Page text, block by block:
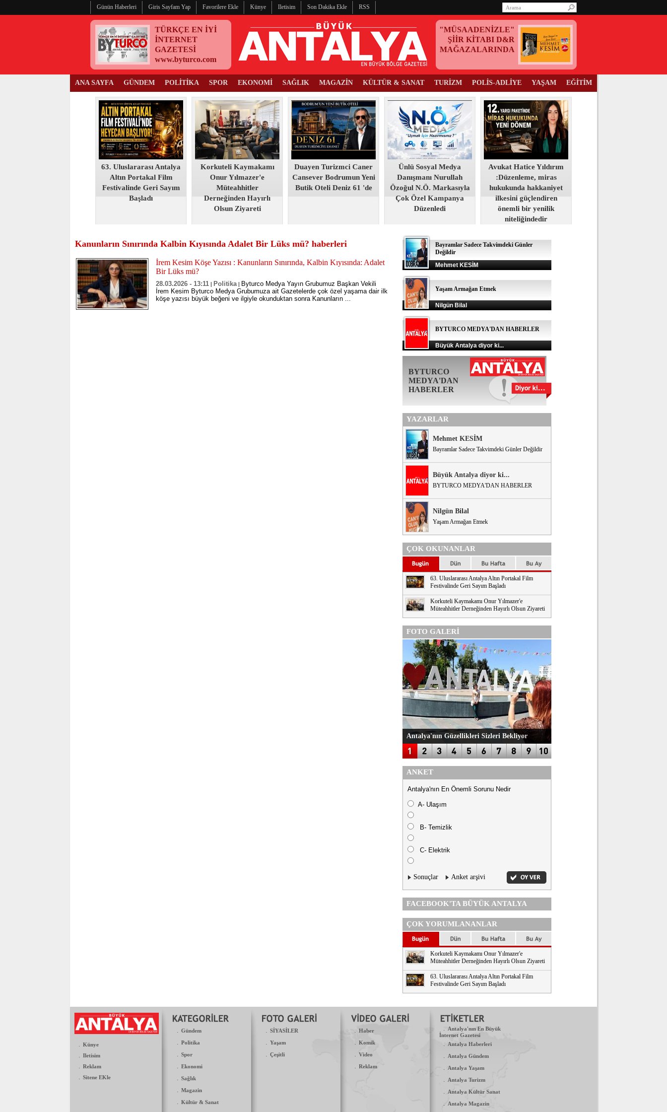
Günün Haberleri Giris Sayfam Yap Favorilere Ekle Künye Iletisim Son Dakika Ekle RSS
TÜRKÇE EN İYİ
İNTERNET
GAZETESİ
www.byturco.com
"MÜSAADENİZLE"
ŞİİR KİTABI D&R
MAĞAZALARINDA
ANA SAYFA GÜNDEM POLİTİKA SPOR EKONOMİ SAĞLIK MAGAZİN KÜLTÜR & SANAT TURİZM POLİS-ADLİYE YAŞAM EĞİTİM
63. Uluslararası Antalya
Altın Portakal Film
Festivalinde Geri Sayım
Başladı
Korkuteli Kaymakamı
Onur Yılmazer'e
Müteahhitler
Derneğinden Hayırlı
Olsun Ziyareti
Duayen Turizmci Caner
Cansever Bodrumun Yeni
Butik Oteli Deniz 61 'de
Ünlü Sosyal Medya
Danışmanı Nurullah
Özoğul N.Ö. Markasıyla
Çok Özel Kampanya
Düzenledi
Avukat Hatice Yıldırım
:Düzenleme, miras
hukukunda hakkaniyet
ilkesini güçlendiren
önemli bir yenilik
niteliğindedir
Kanunların Sınırında Kalbin Kıyısında Adalet Bir Lüks mü? haberleri
İrem Kesim Köşe Yazısı : Kanunların Sınırında, Kalbin Kıyısında: Adalet
Bir Lüks mü?
28.03.2026 - 13:11 | Politika | Byturco Medya Yayın Grubumuz Başkan Vekili
İrem Kesim Byturco Medya Grubumuza ait Gazetelerde çok özel yaşama dair ilk
köşe yazısı büyük beğeni ve ilgiyle okunduktan sonra Kanunların ...
Bayramlar Sadece Takvimdeki Günler
Değildir
Mehmet KESİM
Yaşam Armağan Etmek
Nilgün Bilal
BYTURCO MEDYA'DAN HABERLER
Büyük Antalya diyor ki...
BYTURCO
MEDYA'DAN
HABERLER
YAZARLAR
Mehmet KESİM
Bayramlar Sadece Takvimdeki Günler Değildir
Büyük Antalya diyor ki...
BYTURCO MEDYA'DAN HABERLER
Nilgün Bilal
Yaşam Armağan Etmek
ÇOK OKUNANLAR
63. Uluslararası Antalya Altın Portakal Film
Festivalinde Geri Sayım Başladı
Korkuteli Kaymakamı Onur Yılmazer'e
Müteahhitler Derneğinden Hayırlı Olsun Ziyareti
FOTO GALERİ
Antalya'nın Güzellikleri Sizleri Bekliyor
ANKET
Antalya'nın En Önemli Sorunu Nedir
A- Ulaşım
B- Temizlik
C- Elektrik
Sonuçlar Anket arşivi
FACEBOOK'TA BÜYÜK ANTALYA
ÇOK YORUMLANANLAR
Korkuteli Kaymakamı Onur Yılmazer'e
Müteahhitler Derneğinden Hayırlı Olsun Ziyareti
63. Uluslararası Antalya Altın Portakal Film
Festivalinde Geri Sayım Başladı
. Künye
. Iletisim
. Reklam
. Sitene EKle
. Gündem
. Politika
. Spor
. Ekonomi
. Sağlık
. Magazin
. Kültür & Sanat
. SİYASİLER
. Yaşam
. Çeşitli
. Haber
. Komik
. Video
. Reklam
. Antalya'nın En Büyük
İnternet Gazetesi
. Antalya Haberleri
. Antalya Gündem
. Antalya Yaşam
. Antalya Turizm
. Antalya Kültür Sanat
. Antalya Magazin